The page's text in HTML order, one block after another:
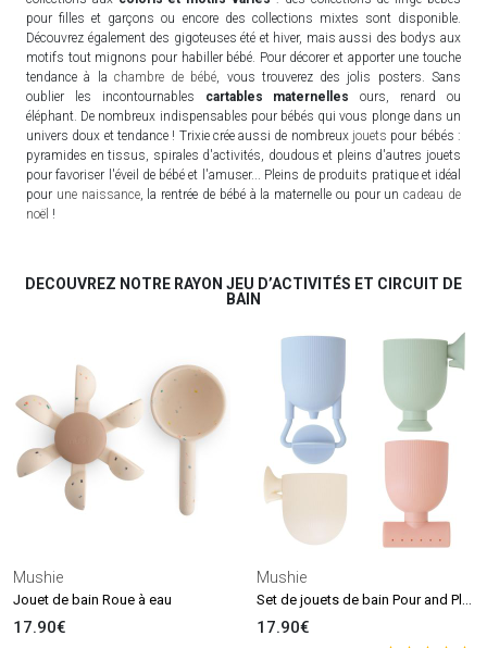
pour filles et garçons ou encore des collections mixtes sont disponible.
Découvrez également des gigoteuses été et hiver, mais aussi des bodys aux
motifs tout mignons pour habiller bébé. Pour décorer et apporter une touche
tendance à la chambre de bébé , vous trouverez des jolis posters. Sans
oublier les incontournables
cartables maternelles
ours, renard ou
éléphant. De nombreux indispensables pour bébés qui vous plonge dans un
univers doux et tendance ! Trixie crée aussi de nombreux jouets pour bébés :
pyramides en tissus, spirales d'activités, doudous et pleins d'autres jouets
pour favoriser l'éveil de bébé et l'amuser... Pleins de produits pratique et idéal
pour une naissance, la rentrée de bébé à la maternelle ou pour uncadeau de
noël !
DECOUVREZ NOTRE RAYON JEU D’ACTIVITÉS ET CIRCUIT DE
BAIN
Mushie
Jouet de bain Roue à eau
17.90€
Mushie
17.90€